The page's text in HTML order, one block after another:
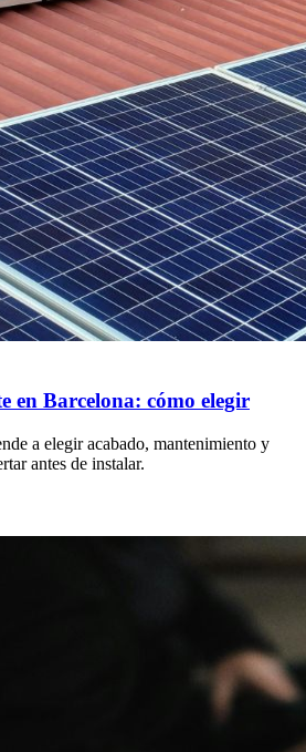
en Barcelona: cómo elegir
a elegir acabado, mantenimiento y
antes de instalar.